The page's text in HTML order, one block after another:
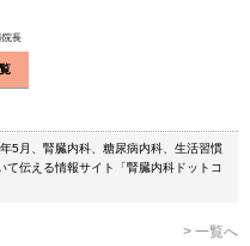
院長
5月、腎臓内科、糖尿病内科、生活習慣
伝える情報サイト「腎臓内科ドットコ
> 一覧へ